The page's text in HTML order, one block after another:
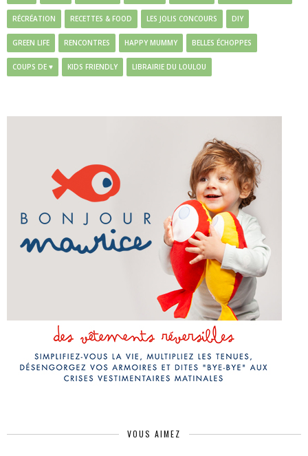
RÉCRÉATION RECETTES & FOOD LES JOLIS CONCOURS DIY
GREEN LIFE RENCONTRES HAPPY MUMMY BELLES ÉCHOPPES
COUPS DE ♥ KIDS FRIENDLY LIBRAIRIE DU LOULOU
VOUS AIMEZ